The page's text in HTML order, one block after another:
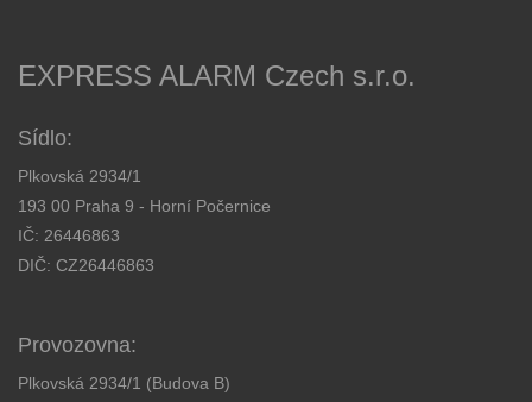
EXPRESS ALARM Czech s.r.o.
Sídlo:
Plkovská 2934/1
193 00 Praha 9 - Horní Počernice
IČ: 26446863
DIČ: CZ26446863
Provozovna:
Plkovská 2934/1 (Budova B)